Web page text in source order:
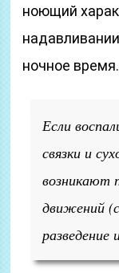
ноющий
ночное время.
Если
связки и
возникают
движений